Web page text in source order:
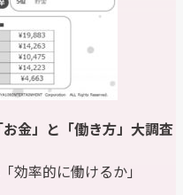
金」と 「働き方」 大調査
効率的に働けるか」